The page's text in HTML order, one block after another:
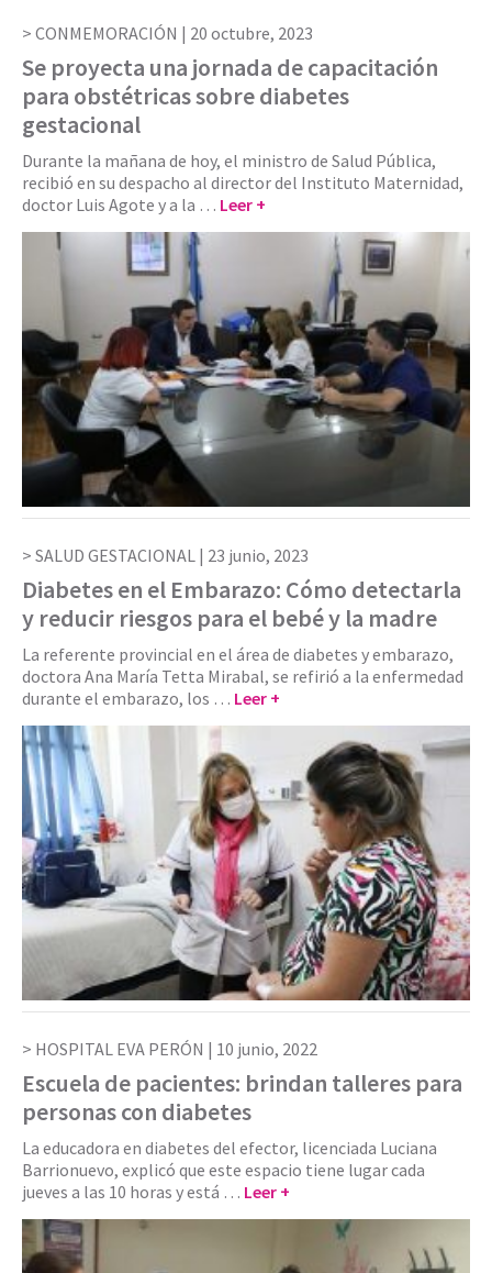
CONMEMORACIÓN | 20 octubre, 2023
Se proyecta una jornada de capacitación
para obstétricas sobre diabetes
gestacional
Durante la mañana de hoy, el ministro de Salud Pública,
recibió en su despacho al director del Instituto Maternidad,
doctor Luis Agote y a la … Leer +
SALUD GESTACIONAL | 23 junio, 2023
Diabetes en el Embarazo: Cómo detectarla
y reducir riesgos para el bebé y la madre
La referente provincial en el área de diabetes y embarazo,
doctora Ana María Tetta Mirabal, se refirió a la enfermedad
durante el embarazo, los … Leer +
HOSPITAL EVA PERÓN | 10 junio, 2022
Escuela de pacientes: brindan talleres para
personas con diabetes
La educadora en diabetes del efector, licenciada Luciana
Barrionuevo, explicó que este espacio tiene lugar cada
jueves a las 10 horas y está … Leer +